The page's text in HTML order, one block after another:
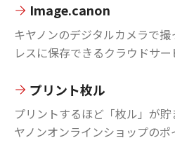
Image.canon
キヤノンのデジタルカメラで
レスに保存できるクラウドサー
プリント枚ル
プリントするほど「枚ル」が
ヤノンオンラインショップのポ